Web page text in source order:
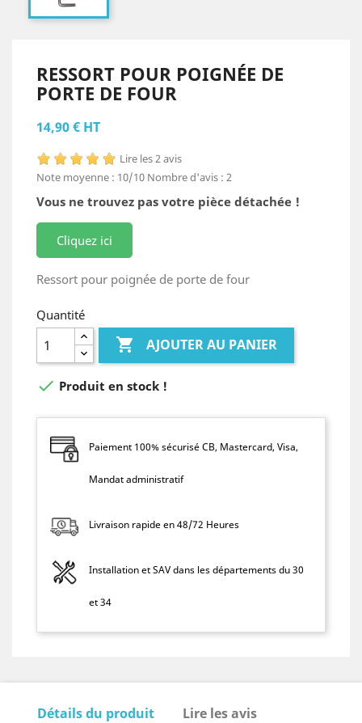
RESSORT POUR POIGNÉE DE
PORTE DE FOUR
14,90 € HT
Lire les 2 avis
Note moyenne : 10/10 Nombre d'avis : 2
Vous ne trouvez pas votre pièce détachée !
Cliquez ici
Ressort pour poignée de porte de four
Quantité
 AJOUTER AU PANIER
 Produit en stock !
Paiement 100% sécurisé CB, Mastercard, Visa,
Mandat administratif
Livraison rapide en 48/72 Heures
Installation et SAV dans les départements du 30
et 34
Détails du produit Lire les avis